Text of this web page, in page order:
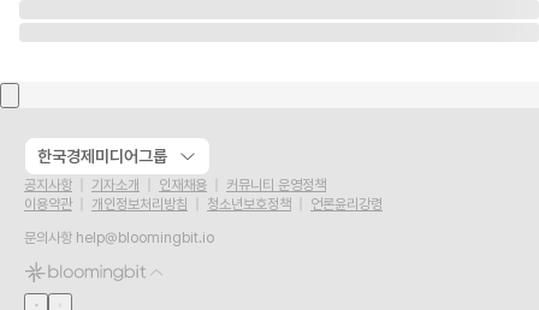
한국경제미디어그룹
공지사항 기자소개 인재채용
커뮤니티 운영정책
이용약관
개인정보처리방침 청소년보호정책
언론윤리강령
문의사항 help@bloomingbit.io